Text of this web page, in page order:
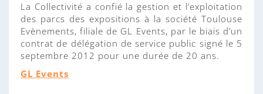
La Collectivité a confié la gestion et l’exploitation
des parcs des expositions à la société Toulouse
Evènements, filiale de GL Events, par le biais d’un
contrat de délégation de service public signé le 5
septembre 2012 pour une durée de 20 ans.
GL Events